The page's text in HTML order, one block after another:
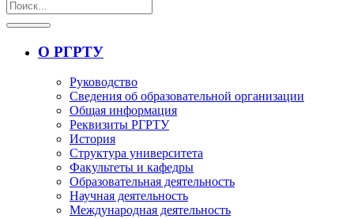
О РГРТУ
Руководство
Сведения об образовательной организации
Общая информация
Реквизиты РГРТУ
История
Структура университета
Факультеты и кафедры
Образовательная деятельность
Научная деятельность
Международная деятельность